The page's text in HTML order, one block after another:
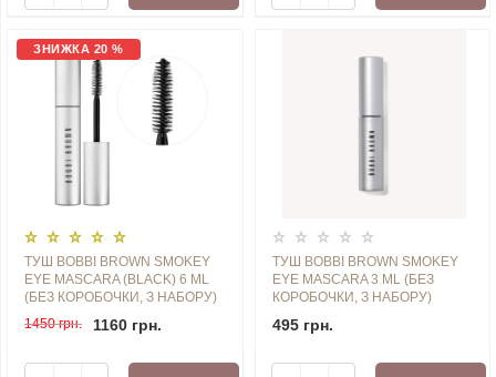
ЗНИЖКА 20 %
ТУШ BOBBI BROWN SMOKEY
EYE MASCARA (BLACK) 6 ML
(БЕЗ КОРОБОЧКИ, З НАБОРУ)
1450 грн.
1160 грн.
ТУШ BOBBI BROWN SMOKEY
EYE MASCARA 3 ML (БЕЗ
КОРОБОЧКИ, З НАБОРУ)
495 грн.